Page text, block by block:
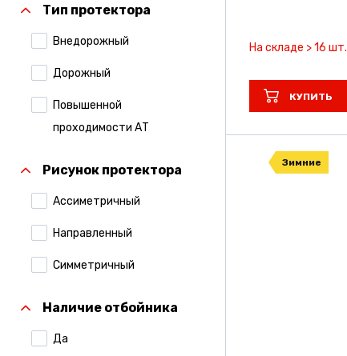
Тип протектора
Внедорожный
Дорожный
Повышенной
проходимости АТ
Рисунок протектора
Ассиметричный
Направленный
Симметричный
Наличие отбойника
Да
На складе > 16 шт.
КУПИТЬ
Зимние